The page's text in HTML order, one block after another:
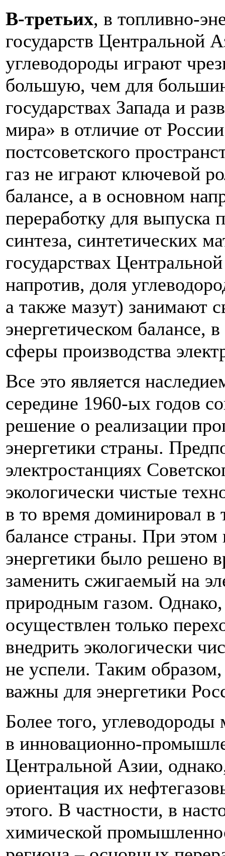
В-третьих, в топливно-
государств Центральной
углеводороды играют
большую, чем для
государствах Запада и
мира» в отличие от
постсоветского
газ не играют ключевой
балансе, а в основном
переработку для выпуска
синтеза, синтетических
государствах
напротив, доля
а также мазут) занимают
энергетическом балансе,
сферы производства
Все это является
середине 1960-ых годов
решение о реализации
энергетики страны.
электростанциях
экологически чистые
в то время доминировал в
балансе страны. При
энергетики было решено
заменить сжигаемый на
природным газом.
осуществлен только
внедрить экологически
не успели. Таким
важны для энергетики
Более того,
в инновационно-
Центральной Азии,
ориентация их
этого. В частности, в
химической